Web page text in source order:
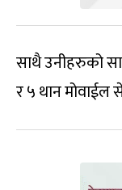
साथै उनीहरुको
र ५ थान